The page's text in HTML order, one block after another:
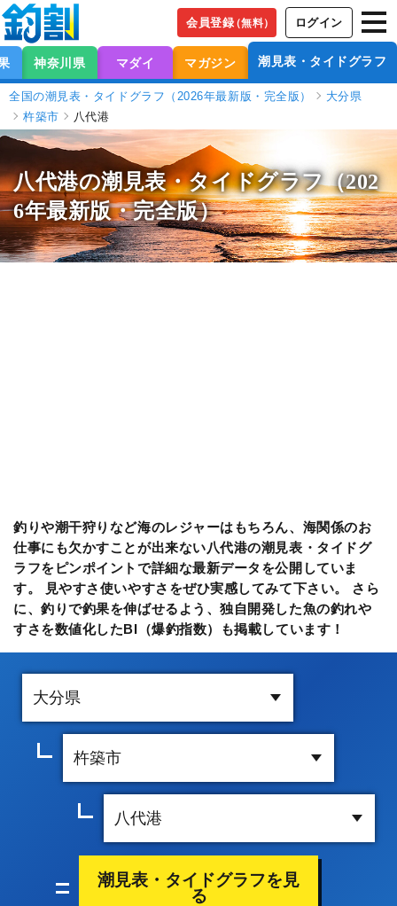
会員登録（無料） ログイン
神奈川県 マダイ マガジン 潮見表・タイドグラフ
全国の潮見表・タイドグラフ（2026年最新版・完全版）
大分県
杵築市
八代港
八代港の潮見表・タイドグラフ（202
6年最新版・完全版）
釣りや潮干狩りなど海のレジャーはもちろん、海関係のお
仕事にも欠かすことが出来ない八代港の潮見表・タイドグ
ラフをピンポイントで詳細な最新データを公開していま
す。 見やすさ使いやすさをぜひ実感してみて下さい。 さら
に、釣りで釣果を伸ばせるよう、独自開発した魚の釣れや
すさを数値化したBI（爆釣指数）も掲載しています！
潮見表・タイドグラフを見
る